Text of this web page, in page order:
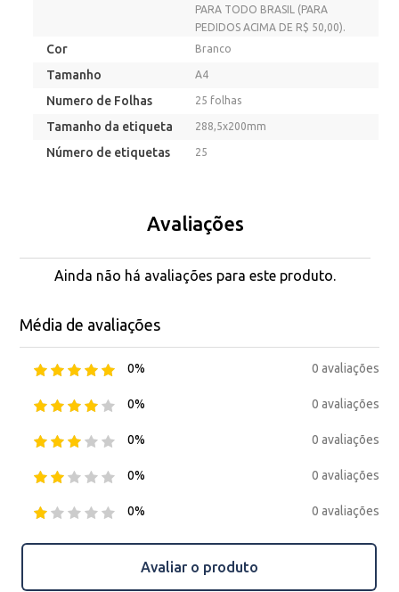
PARA TODO BRASIL (PARA
PEDIDOS ACIMA DE R$ 50,00).
Cor Branco
Tamanho A4
Numero de Folhas 25 folhas
Tamanho da etiqueta 288,5x200mm
Número de etiquetas 25
Avaliações
Ainda não há avaliações para este produto.
Média de avaliações
0% 0 avaliações
0% 0 avaliações
0% 0 avaliações
0% 0 avaliações
0% 0 avaliações
Avaliar o produto